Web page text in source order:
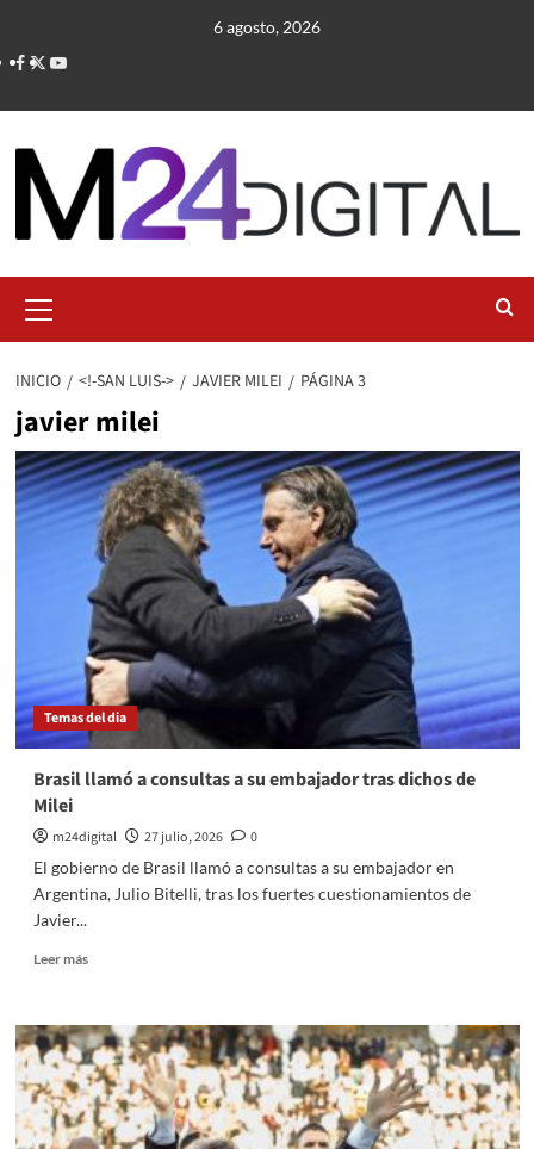
contenido
6 agosto, 2026
primario
INICIO <!-SAN LUIS-> JAVIER MILEI PÁGINA 3
javier milei
Temas del dia
Brasil llamó a consultas a su embajador tras dichos de
Milei
m24digital 27 julio, 2026
0
El gobierno de Brasil llamó a consultas a su embajador en
Argentina, Julio Bitelli, tras los fuertes cuestionamientos de
Javier...
Leer másLeer
Brasil
llamó
a
consultas
a
su